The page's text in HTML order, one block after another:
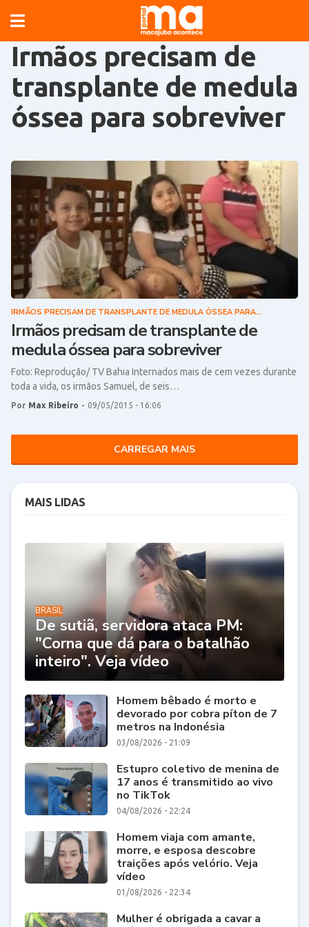
Irmãos precisam de
transplante de medula
óssea para sobreviver
IRMÃOS PRECISAM DE TRANSPLANTE DE MEDULA ÓSSEA PARA
SOBREVIVER
Irmãos precisam de transplante de
medula óssea para sobreviver
Foto: Reprodução/ TV Bahia Internados mais de cem vezes durante
toda a vida, os irmãos Samuel, de seis…
Por Max Ribeiro - 09/05/2015 - 16:06
CARREGAR MAIS
MAIS LIDAS
BRASIL
De sutiã, servidora ataca PM:
"Corna que dá para o batalhão
inteiro". Veja vídeo
Homem bêbado é morto e
devorado por cobra píton de 7
metros na Indonésia
03/08/2026 - 21:09
Estupro coletivo de menina de
17 anos é transmitido ao vivo
no TikTok
04/08/2026 - 22:24
Homem viaja com amante,
morre, e esposa descobre
traições após velório. Veja
vídeo
01/08/2026 - 22:34
Mulher é obrigada a cavar a